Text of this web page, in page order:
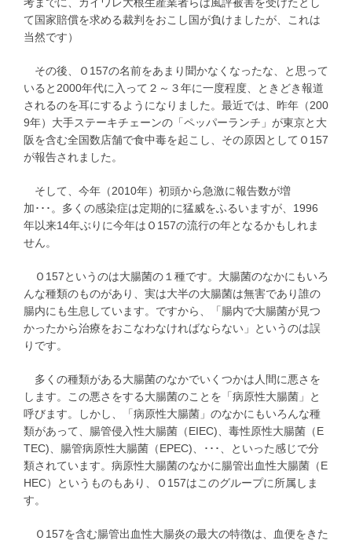
て国家賠償を求める裁判をおこし国が負けましたが、これは
当然です）
その後、Ｏ157の名前をあまり聞かなくなったな、と思って
いると2000年代に入って２～３年に一度程度、ときどき報道
されるのを耳にするようになりました。最近では、昨年（200
9年）大手ステーキチェーンの「ペッパーランチ」が東京と大
阪を含む全国数店舗で食中毒を起こし、その原因としてＯ157
が報告されました。
そして、今年（2010年）初頭から急激に報告数が増
加･･･。多くの感染症は定期的に猛威をふるいますが、1996
年以来14年ぶりに今年はＯ157の流行の年となるかもしれま
せん。
Ｏ157というのは大腸菌の１種です。大腸菌のなかにもいろ
んな種類のものがあり、実は大半の大腸菌は無害であり誰の
腸内にも生息しています。ですから、「腸内で大腸菌が見つ
かったから治療をおこなわなければならない」というのは誤
りです。
多くの種類がある大腸菌のなかでいくつかは人間に悪さを
します。この悪さをする大腸菌のことを「病原性大腸菌」と
呼びます。しかし、「病原性大腸菌」のなかにもいろんな種
類があって、腸管侵入性大腸菌（EIEC)、毒性原性大腸菌（E
TEC)、腸管病原性大腸菌（EPEC)、･･･、といった感じで分
類されています。病原性大腸菌のなかに腸管出血性大腸菌（E
HEC）というものもあり、Ｏ157はこのグループに所属しま
す。
Ｏ157を含む腸管出血性大腸炎の最大の特徴は、血便をきた